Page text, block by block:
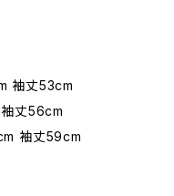
袖丈53cm
袖丈56cm
袖丈59cm